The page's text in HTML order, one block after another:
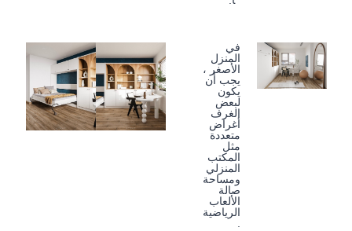
في
المنزل
الأصغر ،
يجب أن
يكون
لبعض
الغرف
أغراض
متعددة
مثل
المكتب
المنزلي
ومساحة
صالة
الألعاب
الرياضية
.